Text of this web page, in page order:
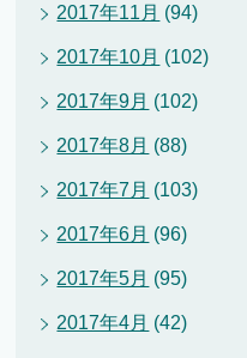
2017年11月 (94)
2017年10月 (102)
2017年9月 (102)
2017年8月 (88)
2017年7月 (103)
2017年6月 (96)
2017年5月 (95)
2017年4月 (42)